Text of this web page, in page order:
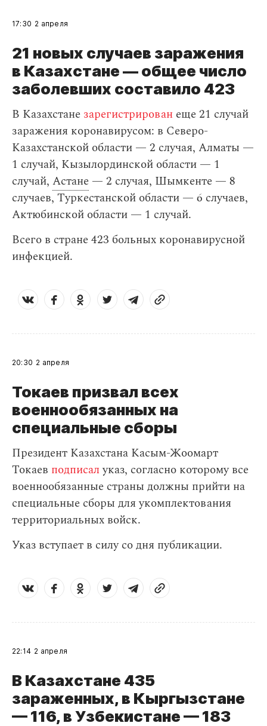
17:30 2 апреля
21 новых случаев заражения
в Казахстане — общее число
заболевших составило 423
В Казахстане зарегистрирован еще 21 случай
заражения коронавирусом: в Северо-
Казахстанской области — 2 случая, Алматы —
1 случай, Кызылординской области — 1
случай, Астане — 2 случая, Шымкенте — 8
случаев, Туркестанской области — 6 случаев,
Актюбинской области — 1 случай.
Всего в стране 423 больных коронавирусной
инфекцией.
20:30 2 апреля
Токаев призвал всех
военнообязанных на
специальные сборы
Президент Казахстана Касым-Жоомарт
Токаев подписалуказ, согласно которому все
военнообязанные страны должны прийти на
специальные сборы для укомплектования
территориальных войск.
Указ вступает в силу со дня публикации.
22:14 2 апреля
В Казахстане 435
зараженных, в Кыргызстане
— 116, в Узбекистане — 183